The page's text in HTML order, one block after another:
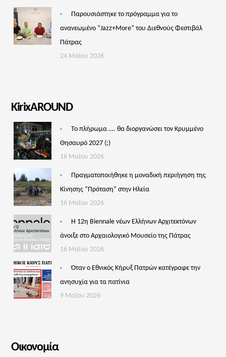
Παρουσιάστηκε το πρόγραμμα για το
ανανεωμένο “Jazz+More” του Διεθνούς Φεστιβάλ
Πάτρας
24 Μαΐου 2026
KirixAROUND
Το πλήρωμα …. θα διοργανώσει τον Κρυμμένο
Θησαυρό 2027 (;)
16 Μαΐου 2026
Πραγματοποιήθηκε η μοναδική περιήγηση της
Κίνησης “Πρόταση” στην Ηλεία
16 Μαΐου 2026
Η 12η Biennale νέων Ελλήνων Αρχιτεκτόνων
άνοιξε στο Αρχαιολογικό Μουσείο της Πάτρας
16 Μαΐου 2026
Όταν ο Εθνικός Κήρυξ Πατρών κατέγραφε την
ανησυχία για τα πατίνια
9 Μαΐου 2026
Οικονομία